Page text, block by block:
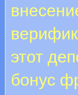
этот
бонус